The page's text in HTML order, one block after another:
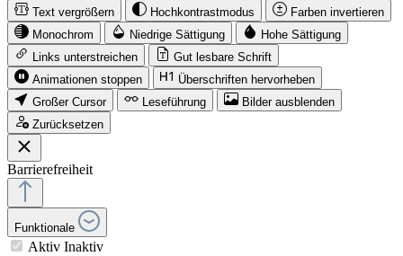
Text vergrößern Hochkontrastmodus
Farben invertieren
Monochrom
Niedrige Sättigung
Hohe Sättigung
Links unterstreichen
Gut lesbare Schrift
Animationen stoppen
Überschriften hervorheben
Großer Cursor
Leseführung
Bilder ausblenden
Zurücksetzen
Barrierefreiheit
Funktionale
Aktiv Inaktiv